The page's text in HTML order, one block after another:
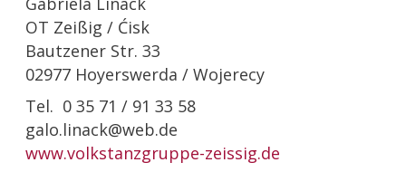
OT Zeißig / Ćisk
Bautzener Str. 33
02977 Hoyerswerda / Wojerecy
Tel. 0 35 71 / 91 33 58
galo.linack@web.de
www.volkstanzgruppe-zeissig.de